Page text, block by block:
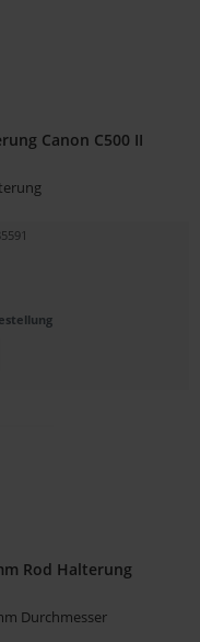
Canon C500 II
Rod Halterung
Durchmesser